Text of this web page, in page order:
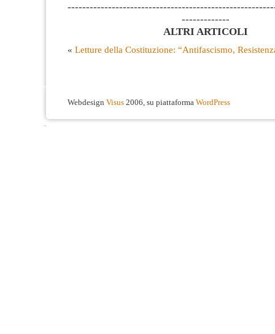
-------------
ALTRI ARTICOLI
« Letture della Costituzione: “Antifascismo,
Webdesign Visus 2006, su piattaforma WordPress